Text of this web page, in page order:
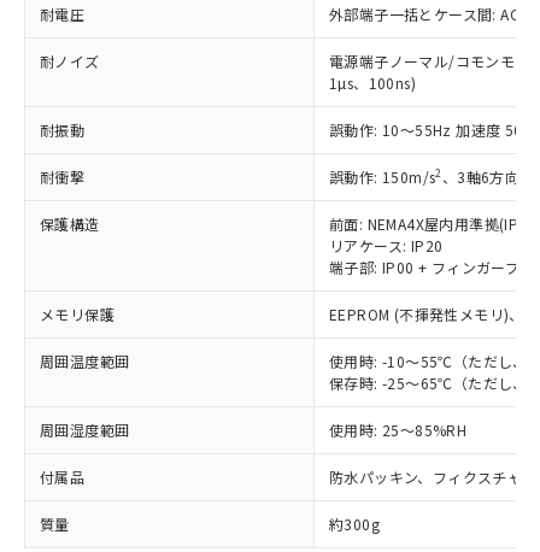
耐電圧 外部端子一括とケース間:
耐ノイズ
電源端子ノーマル/コモンモ
1µs、100ns)
耐振動 誤動作: 10～55Hz 加速度
耐衝撃 誤動作: 150m/s2 、3軸6方向
保護構造
前面: NEMA4X屋内用準拠
リアケース: IP20
端子部: IP00 + フィンガープ
メモリ保護 EEPROM (不揮発性メモリ)、
周囲温度範囲
使用時: -10～55℃（ただし、
保存時: -25～65℃（ただし、
周囲湿度範囲 使用時: 25～85%RH
付属品 防水パッキン、フィクスチャ
質量 約300g
マイパーツ機能（部品リスト作成サー
ビス）をご利用いただくには、I-Web
メンバーズにご登録されている必要が
お客様が当ウェブサイト上で当社にご
登録された部品リストについて、当社
および当社の共同利用者が、当社の製
品・サービスに関するお客様との取
引・商談に必要な範囲で利用すること
※当社の共同利用者とは、"個人情報
の「1.共同利
用者の範囲」に記載されている法人を
部品在庫の切り替え状況などにより、予定
月が前後することがあります。
※3 非含有証明書ダウンロード
下記の非含有証明書をダウンロードするこ
EU RoHS指令（10物質）の非含有証明書
51物質の非含有証明書（当社基準）
※本証明書は発行日時点で非含有を証明す
るもので、過去に遡って非含有を証明する
ものではありません。
また、RoHS指令のフタル酸エステル類４
物質の対応では、対応完了までの期間は出
荷製品に未対応品が混在することから備考
既に当社にて対応品への在庫切替を完了
していることから、特段のことがない限
り、2022年1月12日より割愛しておりま
「10」：通常の使用状況下において有害物
質が外部に漏えいし、環境に深刻な影響を
及ぼさない年数を意味します。
「－」：未確認です。当社販売部門へお問
販売先および販売に係わる関係者が違
法に輸出するおそれがある場合は、取
り引きをいたしません。
キャンセル
受注生産機種、また在庫状況の